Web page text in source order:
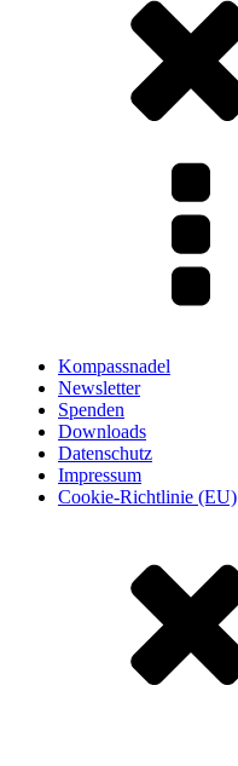
Kompassnadel
Newsletter
Spenden
Downloads
Datenschutz
Impressum
Cookie-Richtlinie (EU)